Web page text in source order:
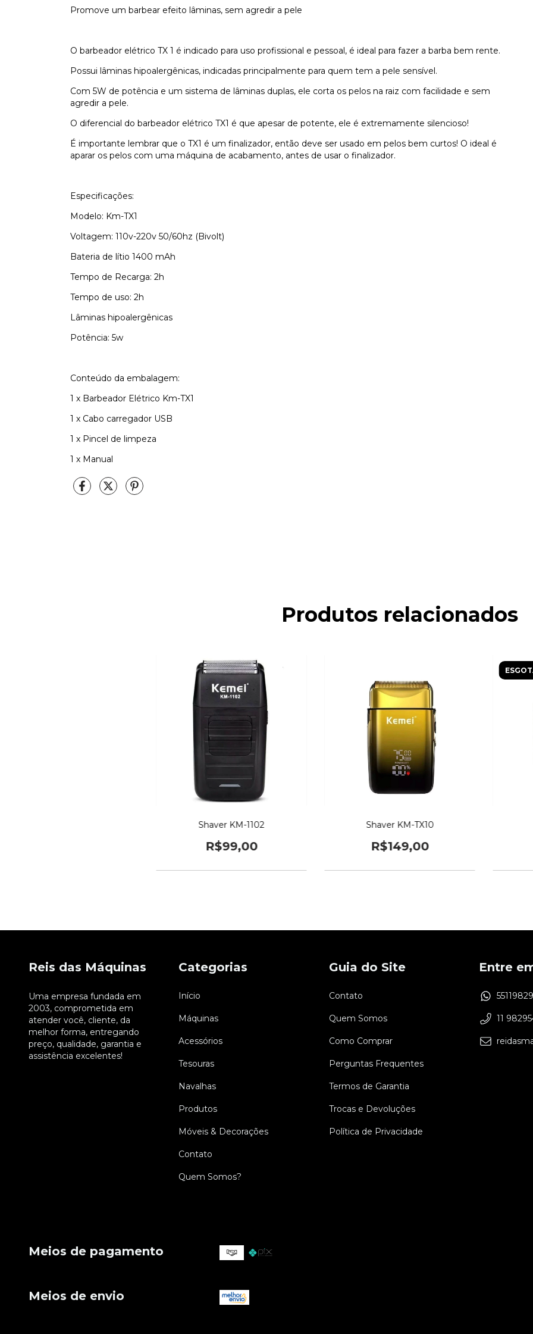
Promove um barbear efeito lâminas, sem agredir a pele
O barbeador elétrico TX 1 é indicado para uso profissional e pessoal, é ideal para fazer a barba bem rente.
Possui lâminas hipoalergênicas, indicadas principalmente para quem tem a pele sensível.
Com 5W de potência e um sistema de lâminas duplas, ele corta os pelos na raiz com facilidade e sem
agredir a pele.
O diferencial do barbeador elétrico TX1 é que apesar de potente, ele é extremamente silencioso!
É importante lembrar que o TX1 é um finalizador, então deve ser usado em pelos bem curtos! O ideal é
aparar os pelos com uma máquina de acabamento, antes de usar o finalizador.
Especificações:
Modelo: Km-TX1
Voltagem: 110v-220v 50/60hz (Bivolt)
Bateria de lítio 1400 mAh
Tempo de Recarga: 2h
Tempo de uso: 2h
Lâminas hipoalergênicas
Potência: 5w
Conteúdo da embalagem:
1 x Barbeador Elétrico Km-TX1
1 x Cabo carregador USB
1 x Pincel de limpeza
1 x Manual
Produtos relacionados
Shaver KM-1102
R$99,00
Shaver KM-TX10
R$149,00
Reis das Máquinas
Uma empresa fundada em
2003, comprometida em
atender você, cliente, da
melhor forma, entregando
preço, qualidade, garantia e
assistência excelentes!
Categorias
Início
Máquinas
Acessórios
Tesouras
Navalhas
Produtos
Móveis & Decorações
Contato
Quem Somos?
Guia do Site
Contato
Quem Somos
Como Comprar
Perguntas Frequentes
Termos de Garantia
Trocas e Devoluções
Política de Privacidade
Entre
11
Meios de pagamento
Meios de envio